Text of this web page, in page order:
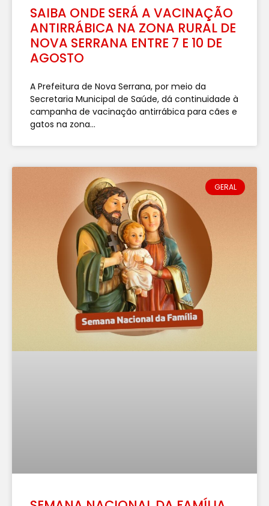
SAIBA ONDE SERÁ A VACINAÇÃO
ANTIRRÁBICA NA ZONA RURAL DE
NOVA SERRANA ENTRE 7 E 10 DE
AGOSTO
A Prefeitura de Nova Serrana, por meio da
Secretaria Municipal de Saúde, dá continuidade à
campanha de vacinação antirrábica para cães e
gatos na zona...
GERAL